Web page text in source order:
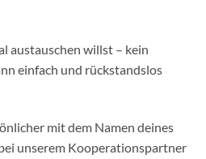
austauschen willst – kein
einfach und rückstandslos
mit dem Namen deines
unserem Kooperationspartner